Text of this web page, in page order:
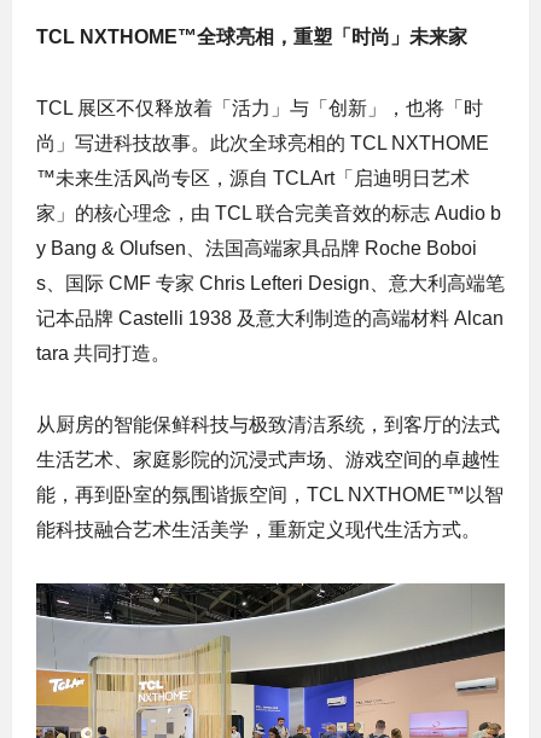
TCL NXTHOME™全球亮相，重塑「时尚」未来家
TCL 展区不仅释放着「活力」与「创新」，也将「时
尚」写进科技故事。此次全球亮相的 TCL NXTHOME
™未来生活风尚专区，源自 TCLArt「启迪明日艺术
家」的核心理念，由 TCL 联合完美音效的标志 Audio b
y Bang & Olufsen、法国高端家具品牌 Roche Boboi
s、国际 CMF 专家 Chris Lefteri Design、意大利高端笔
记本品牌 Castelli 1938 及意大利制造的高端材料 Alcan
tara 共同打造。
从厨房的智能保鲜科技与极致清洁系统，到客厅的法式
生活艺术、家庭影院的沉浸式声场、游戏空间的卓越性
能，再到卧室的氛围谐振空间，TCL NXTHOME™以智
能科技融合艺术生活美学，重新定义现代生活方式。